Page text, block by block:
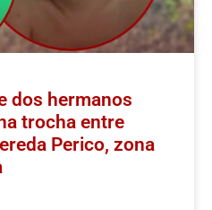
dos hermanos
trocha entre
Perico, zona